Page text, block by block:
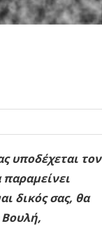
υποδέχεται τον
δικός σας, θα
Βουλή,